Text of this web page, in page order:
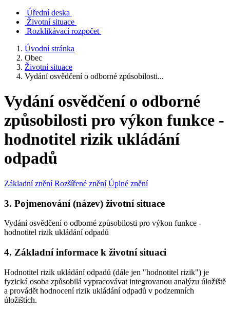
Úřední deska
Životní situace
Rozklikávací rozpočet
Úvodní stránka
Obec
Životní situace
Vydání osvědčení o odborné způsobilosti...
Vydání osvědčení o odborné
způsobilosti pro výkon funkce -
hodnotitel rizik ukládání
odpadů
Základní znění Rozšířené znění Úplné znění
3. Pojmenování (název) životní situace
Vydání osvědčení o odborné způsobilosti pro výkon funkce -
hodnotitel rizik ukládání odpadů
4. Základní informace k životní situaci
Hodnotitel rizik ukládání odpadů (dále jen "hodnotitel rizik") je
fyzická osoba způsobilá vypracovávat integrovanou analýzu úložiště
a provádět hodnocení rizik ukládání odpadů v podzemních
úložištích.